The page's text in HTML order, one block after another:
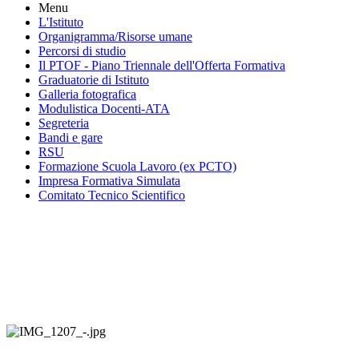
Menu
L'Istituto
Organigramma/Risorse umane
Percorsi di studio
Il PTOF - Piano Triennale dell'Offerta Formativa
Graduatorie di Istituto
Galleria fotografica
Modulistica Docenti-ATA
Segreteria
Bandi e gare
RSU
Formazione Scuola Lavoro (ex PCTO)
Impresa Formativa Simulata
Comitato Tecnico Scientifico